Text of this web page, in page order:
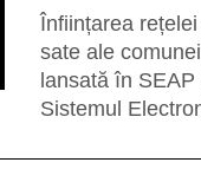
Înființarea
sate ale
lansată în
Sistemul